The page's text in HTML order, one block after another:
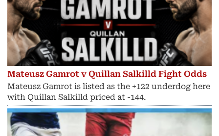
Mateusz Gamrot v Quillan Salkilld Fight Odds
Mateusz Gamrot is listed as the +122 underdog here
with Quillan Salkilld priced at -144.